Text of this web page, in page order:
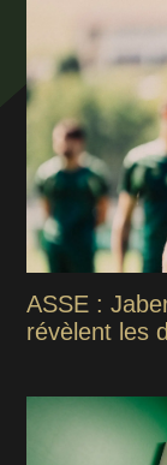
ASSE :
révèlent les